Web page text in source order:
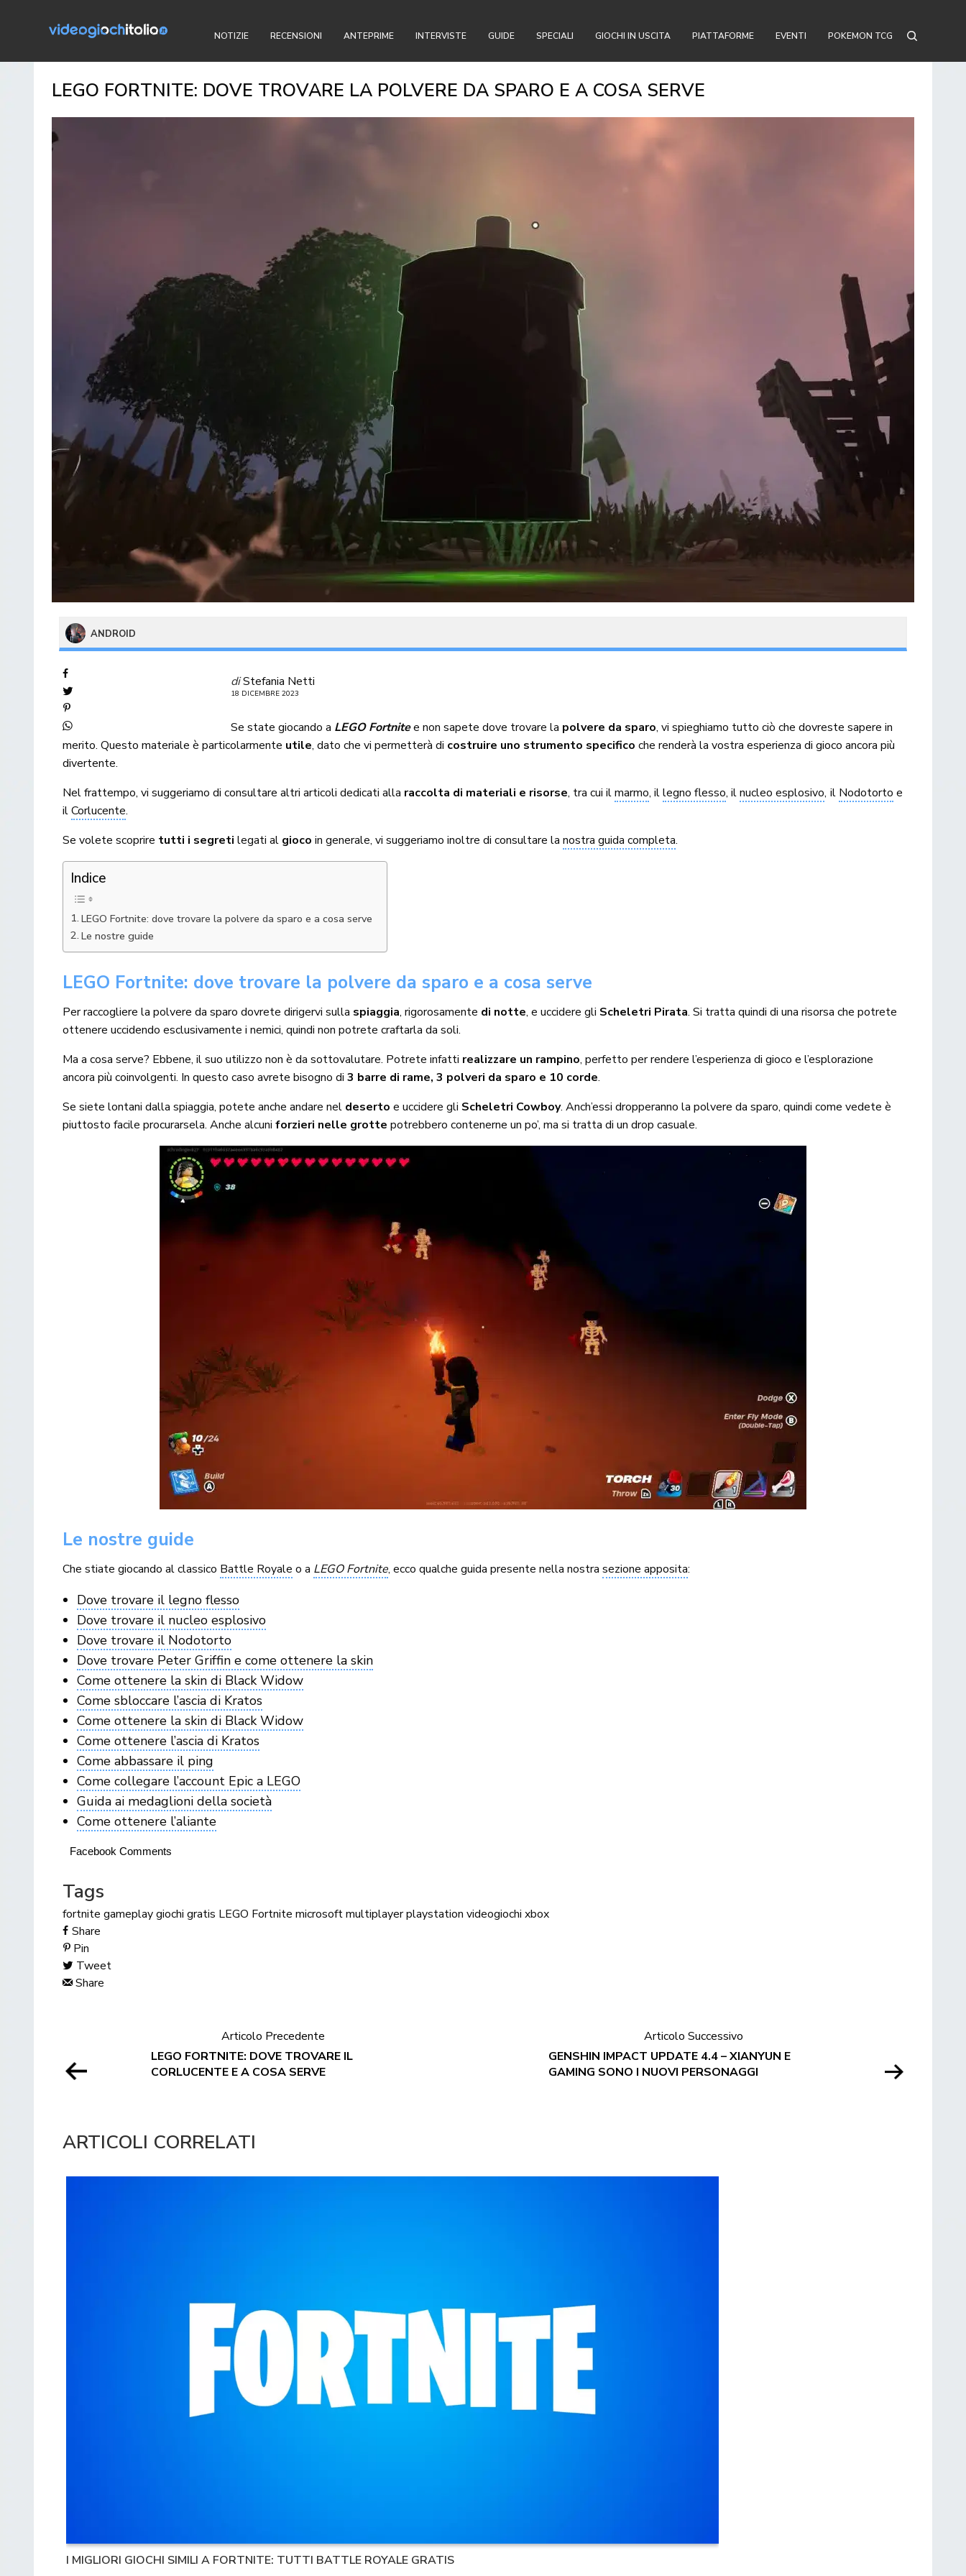
NOTIZIE RECENSIONI ANTEPRIME INTERVISTE GUIDE SPECIALI GIOCHI IN USCITA PIATTAFORME EVENTI POKEMON TCG
LEGO FORTNITE: DOVE TROVARE LA POLVERE DA SPARO E A COSA SERVE
ANDROID
diStefania Netti
18 DICEMBRE 2023
Se state giocando a LEGO Fortnitee non sapete dove trovare la polvere da sparo, vi spieghiamo tutto ciò che dovreste sapere in
merito. Questo materiale è particolarmente utile, dato che vi permetterà di costruire uno strumento specifico che renderà la vostra esperienza di gioco ancora più
divertente.
Nel frattempo, vi suggeriamo di consultare altri articoli dedicati alla raccolta di materiali e risorse, tra cui ilmarmo, illegno flesso, ilnucleo esplosivo, il Nodotorto e
ilCorlucente.
Se volete scoprire tutti i segreti legati al gioco in generale, vi suggeriamo inoltre di consultare lanostra guida completa.
Indice
LEGO Fortnite: dove trovare la polvere da sparo e a cosa serve
Le nostre guide
LEGO Fortnite: dove trovare la polvere da sparo e a cosa serve
Per raccogliere la polvere da sparo dovrete dirigervi sulla spiaggia, rigorosamente di notte, e uccidere gli Scheletri Pirata. Si tratta quindi di una risorsa che potrete
ottenere uccidendo esclusivamente i nemici, quindi non potrete craftarla da soli.
Ma a cosa serve? Ebbene, il suo utilizzo non è da sottovalutare. Potrete infatti realizzare un rampino, perfetto per rendere l’esperienza di gioco e l’esplorazione
ancora più coinvolgenti. In questo caso avrete bisogno di3 barre di rame, 3 polveri da sparo e 10 corde.
Se siete lontani dalla spiaggia, potete anche andare nel deserto e uccidere gli Scheletri Cowboy. Anch’essi dropperanno la polvere da sparo, quindi come vedete è
piuttosto facile procurarsela. Anche alcuniforzieri nelle grotte potrebbero contenerne un po’, ma si tratta di un drop casuale.
Le nostre guide
Che stiate giocando al classico Battle Royale o a LEGO Fortnite, ecco qualche guida presente nella nostrasezione apposita:
Dove trovare il legno flesso
Dove trovare il nucleo esplosivo
Dove trovare il Nodotorto
Dove trovare Peter Griffin e come ottenere la skin
Come ottenere la skin di Black Widow
Come sbloccare l’ascia di Kratos
Come ottenere la skin di Black Widow
Come ottenere l’ascia di Kratos
Come abbassare il ping
Come collegare l’account Epic a LEGO
Guida ai medaglioni della società
Come ottenere l’aliante
Facebook Comments
Tags
fortnite gameplaygiochi gratis LEGO Fortnite microsoftmultiplayerplaystation videogiochi xbox
Share
Pin
Tweet
Share
Articolo Precedente
LEGO FORTNITE: DOVE TROVARE IL
CORLUCENTE E A COSA SERVE
Articolo Successivo
GENSHIN IMPACT UPDATE 4.4 – XIANYUN E
GAMING SONO I NUOVI PERSONAGGI
ARTICOLI CORRELATI
I MIGLIORI GIOCHI SIMILI A FORTNITE: TUTTI BATTLE ROYALE GRATIS